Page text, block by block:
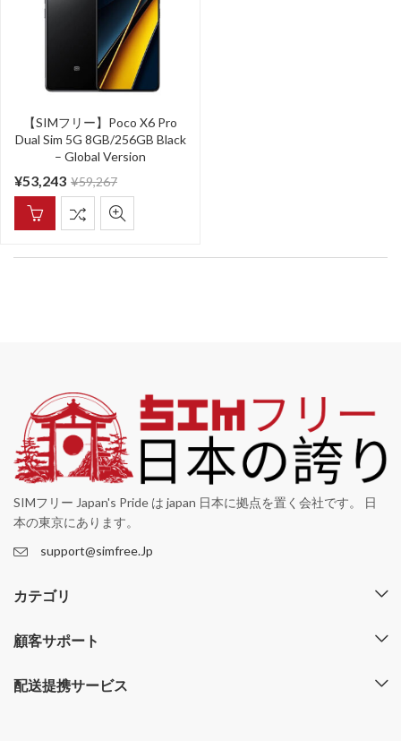
【SIMフリー】Poco X6 Pro
Dual Sim 5G 8GB/256GB Black
– Global Version
¥53,243 ¥59,267
SIMフリー Japan's Pride は japan 日本に拠点を置く会社です。 日
本の東京にあります。
support@simfree.Jp
カテゴリ
顧客サポート
配送提携サービス